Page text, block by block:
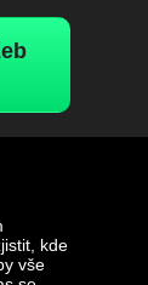
kde
vše